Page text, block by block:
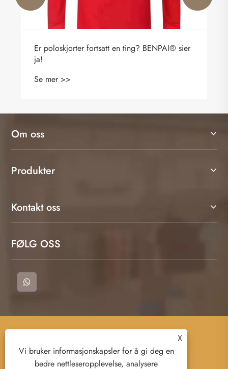
ting? BENPAI® sier
Hvorfor er langermet
Om oss
Produkter
Kontakt oss
FØLG OSS
Copyright © 2023 Cangnan County Qimeng
Clothing Co., Ltd. - T -skjorte, polo -skjorter,
svetteskjorte - Alle rettigheter reservert.
X
Vi bruker informasjonskapsler for å gi deg en
bedre nettleseropplevelse, analysere